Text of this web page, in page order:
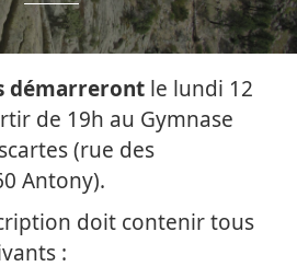
démarreront le lundi 12
de 19h au Gymnase
(rue des
Antony).
doit contenir tous
: